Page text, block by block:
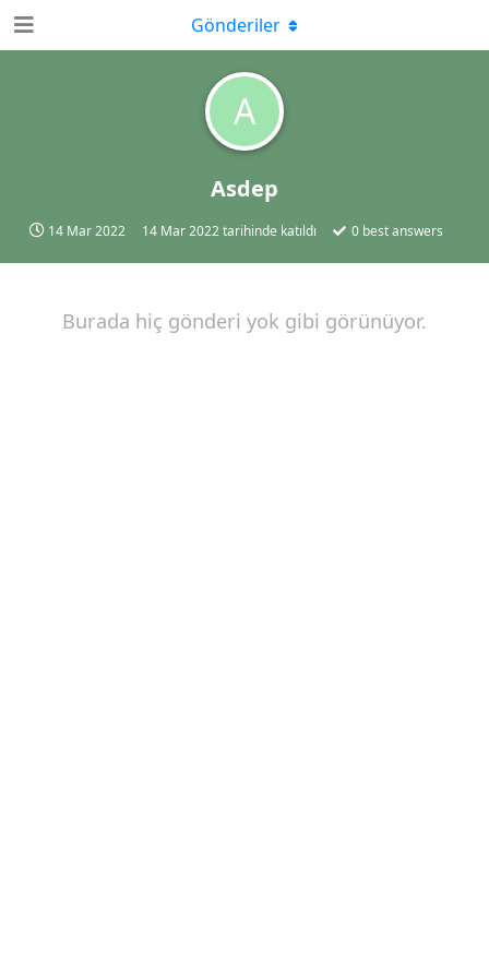
A
Asdep
14 Mar 2022 14 Mar 2022tarihinde katıldı 0 best answers
Gönderiler
Burada hiç gönderi yok gibi görünüyor.